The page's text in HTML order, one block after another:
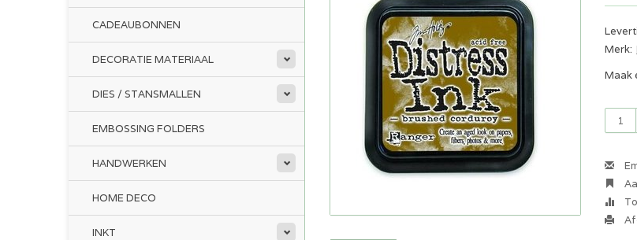
CADEAUBONNEN
DECORATIE MATERIAAL
DIES / STANSMALLEN
EMBOSSING FOLDERS
HANDWERKEN
HOME DECO
INKT
Merk:
Maak